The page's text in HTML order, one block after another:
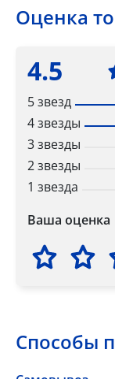
Оценка
4.5
5 звезд
4 звезды
3 звезды
2 звезды
1 звезда
Ваша оценка
Способы